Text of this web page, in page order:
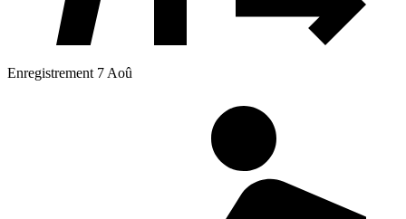
Enregistrement 7 Aoû